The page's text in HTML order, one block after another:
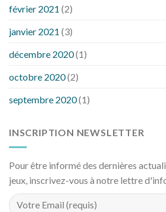
février 2021 (2)
janvier 2021 (3)
décembre 2020(1)
octobre 2020(2)
septembre 2020(1)
INSCRIPTION NEWSLETTER
Pour être informé des dernières
jeux, inscrivez-vous à notre lettre